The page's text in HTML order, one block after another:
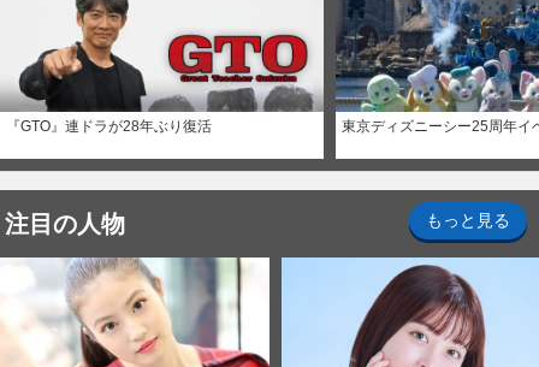
『GTO』連ドラが28年ぶり復活 東京ディズニーシー25周年イ
注目の人物 もっと見る